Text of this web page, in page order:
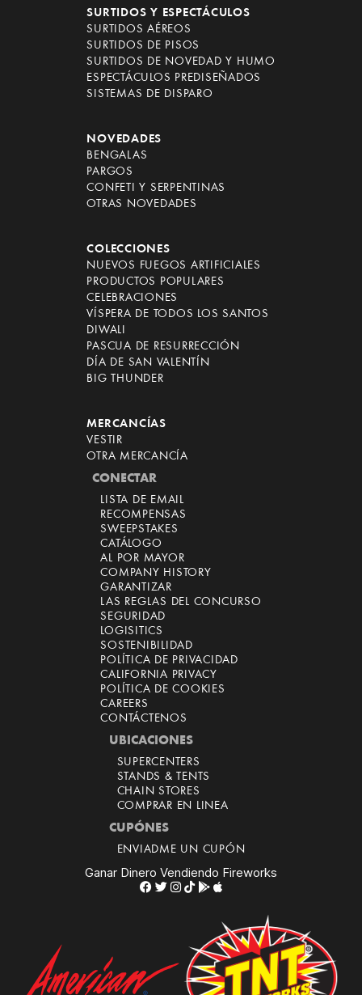
SURTIDOS Y ESPECTÁCULOS
SURTIDOS AÉREOS
SURTIDOS DE PISOS
SURTIDOS DE NOVEDAD Y HUMO
ESPECTÁCULOS PREDISEÑADOS
SISTEMAS DE DISPARO
NOVEDADES
BENGALAS
PARGOS
CONFETI Y SERPENTINAS
OTRAS NOVEDADES
COLECCIONES
NUEVOS FUEGOS ARTIFICIALES
PRODUCTOS POPULARES
CELEBRACIONES
VÍSPERA DE TODOS LOS SANTOS
DIWALI
PASCUA DE RESURRECCIÓN
DÍA DE SAN VALENTÍN
BIG THUNDER
MERCANCÍAS
VESTIR
OTRA MERCANCÍA
CONECTAR
LISTA DE EMAIL
RECOMPENSAS
SWEEPSTAKES
CATÁLOGO
AL POR MAYOR
COMPANY HISTORY
GARANTIZAR
LAS REGLAS DEL CONCURSO
SEGURIDAD
LOGISITICS
SOSTENIBILIDAD
POLÍTICA DE PRIVACIDAD
CALIFORNIA PRIVACY
POLÍTICA DE COOKIES
CAREERS
CONTÁCTENOS
UBICACIONES
SUPERCENTERS
STANDS & TENTS
CHAIN STORES
COMPRAR EN LINEA
CUPÓNES
ENVIADME UN CUPÓN
Ganar Dinero Vendiendo Fireworks